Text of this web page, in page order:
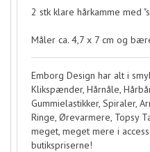
2 stk klare hårkamme med
Måler ca. 4,7 x 7 cm og
Emborg Design har alt i
Klikspænder, Hårnåle,
Gummielastikker, Spiraler,
Ringe, Ørevarmere, Topsy
meget, meget mere i
butikspriserne!